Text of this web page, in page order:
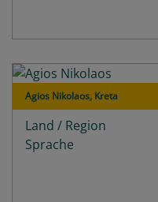
Agios Nikolaos, Kreta
Land / Region
Sprache